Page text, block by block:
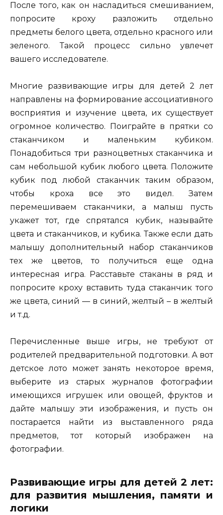
После того, как он насладиться смешиванием,
попросите кроху разложить отдельно
предметы белого цвета, отдельно красного или
зеленого. Такой процесс сильно увлечет
вашего исследователе.
Многие развивающие игры для детей 2 лет
направлены на формирование ассоциативного
восприятия и изучение цвета, их существует
огромное количество. Поиграйте в прятки со
стаканчиком и маленьким кубиком.
Понадобиться три разноцветных стаканчика и
сам небольшой кубик любого цвета. Положите
кубик под любой стаканчик таким образом,
чтобы кроха все это видел. Затем
перемешиваем стаканчики, а малыш пусть
укажет тот, где спрятался кубик, называйте
цвета и стаканчиков, и кубика. Также если дать
малышу дополнительный набор стаканчиков
тех же цветов, то получиться еще одна
интересная игра. Расставьте стаканы в ряд и
попросите кроху вставить туда стаканчик того
же цвета, синий — в синий, желтый – в желтый
и т.д.
Перечисленные выше игры, не требуют от
родителей предварительной подготовки. А вот
детское лото может занять некоторое время,
выберите из старых журналов фотографии
имеющихся игрушек или овощей, фруктов и
дайте малышу эти изображения, и пусть он
постарается найти из выставленного ряда
предметов, тот который изображен на
фотографии.
Развивающие игры для детей 2 лет:
для развития мышления, памяти и
логики